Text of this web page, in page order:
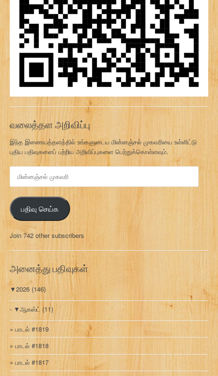
வலைத்தள அறிவிப்பு
இந்த இணையத்தளத்தில் உங்களுடைய மின்னஞ்சல் முகவரியை உள்ளிட்டு
புதிய பதிவுகளைப் பற்றிய அறிவிப்புகளை பெற்றுக்கொள்ளவும்.
ன
ஞ்
ச
ல்
க
வ
பதிவு செய்க
Join 742 other subscribers
அனைத்து பதிவுகள்
▼2026 (146)
▼ஆகஸ்ட் (11)
பாடல் #1819
பாடல் #1818
பாடல் #1817